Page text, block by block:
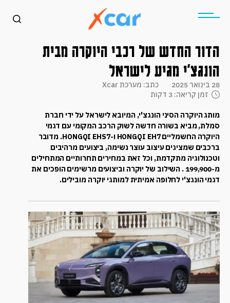
הדור החדש של רכבי היוקרה מבית
הונגצ'י מגיע לישראל
28 בינואר 2025
כתב: מערכת Xcar
זמן קריאה: 3 דקות
מותג היוקרה הסיני הונגצ'י, המיובא לישראל על ידי חברת
סמלת, מביא בשורה חדשה לשוק הרכב המקומי עם דגמי
היוקרה החשמליים HONGQI EH7 ו-HONGQI EHS7. מדובר
ברכבים שמציגים עיצוב עוצר נשימה, ביצועים מרהיבים
וטכנולוגיה מתקדמת, וכל זאת במחירים תחרותיים המתחילים
מ-199,900 ₪. השילוב של יוקרה וביצועים מרשימים הופכים את
דגמי הונגצ'י לחלופה אמיתית למותגי יוקרה מובילים.